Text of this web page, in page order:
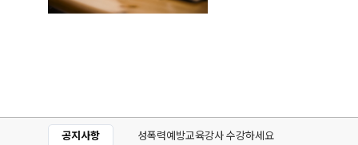
공지사항 성폭력예방교육강사 수강하세요